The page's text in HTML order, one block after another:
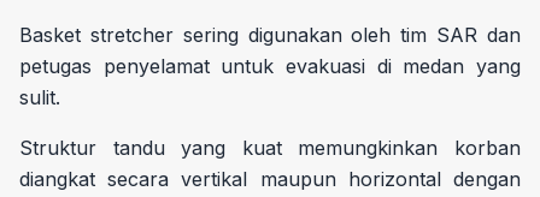
Basket stretcher sering digunakan oleh tim SAR dan
petugas penyelamat untuk evakuasi di medan yang
sulit.
Struktur tandu yang kuat memungkinkan korban
diangkat secara vertikal maupun horizontal dengan